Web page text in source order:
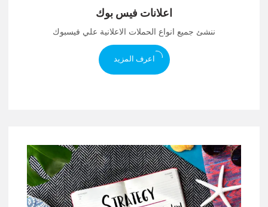
اعلانات فيس بوك
ننشئ جميع انواع الحملات الاعلانية علي فيسبوك
اعرف المزيد